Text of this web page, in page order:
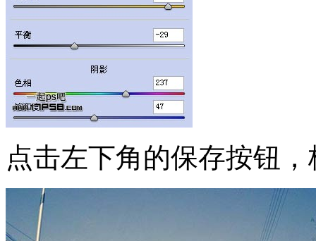
点击左下角的保存按钮